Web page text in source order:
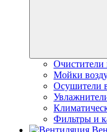
Очистители
Мойки
Осушители
Фильтры и